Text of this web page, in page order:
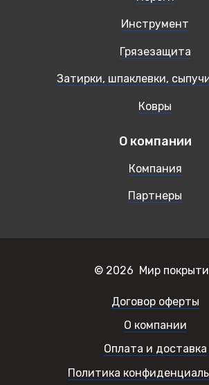
Инструмент
Грязезащита
Затирки, шпаклевки,
Ковры
О компании
Компания
Партнеры
© 2026 Мир
Договор оферты
О компании
Оплата и доставка
Политика